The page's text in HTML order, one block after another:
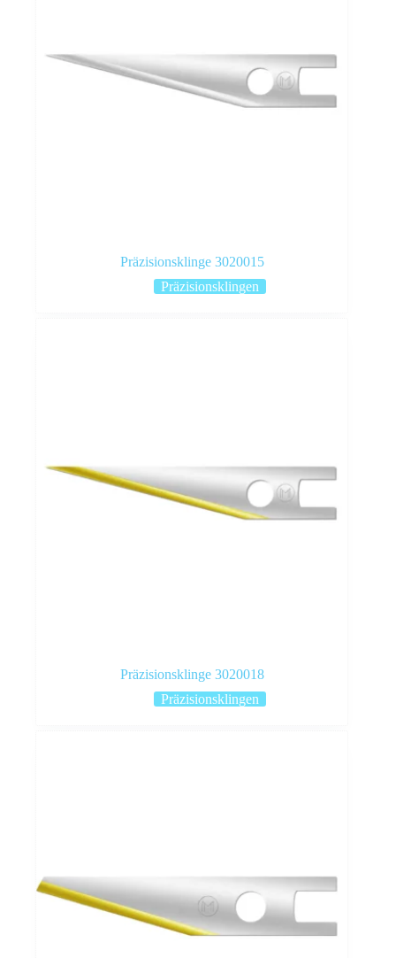
Präzisionsklinge 3020015
Präzisionsklingen
Präzisionsklinge 3020018
Präzisionsklingen